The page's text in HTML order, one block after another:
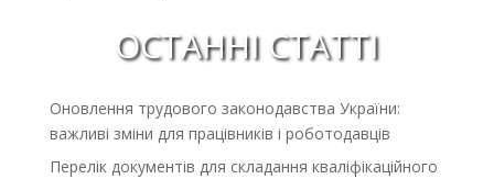
ОСТАННІ СТАТТІ
Оновлення трудового законодавства України:
важливі зміни для працівників і роботодавців
Перелік документів для складання кваліфікаційного